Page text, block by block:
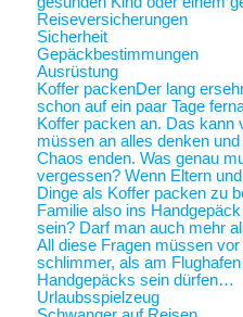
Reiseversicherungen
Sicherheit
Gepäckbestimmungen
Ausrüstung
Koffer packenDer lang
schon auf ein paar Tage
Koffer packen an. Das kann
müssen an alles denken
Chaos enden. Was genau
vergessen? Wenn Eltern
Dinge als Koffer packen zu
Familie also ins
sein? Darf man auch mehr
All diese Fragen müssen
schlimmer, als am
Handgepäcks sein dürfen…
Urlaubsspielzeug